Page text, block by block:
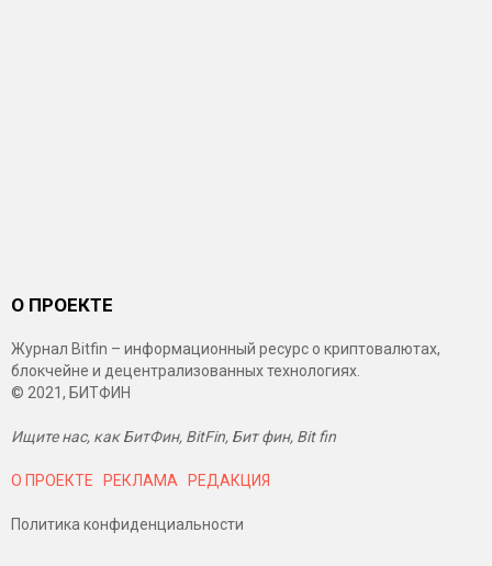
О ПРОЕКТЕ
Журнал Bitfin – информационный ресурс о криптовалютах,
блокчейне и децентрализованных технологиях.
© 2021, БИТФИН
Ищите нас, как БитФин, BitFin, Бит фин, Bit fin
О ПРОЕКТЕ РЕКЛАМА РЕДАКЦИЯ
Политика конфиденциальности